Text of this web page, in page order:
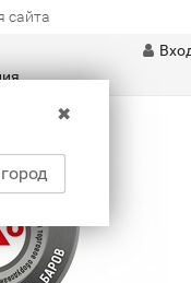
сайта
✖